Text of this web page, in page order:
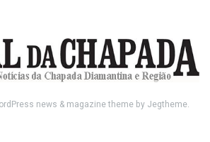
news & magazine theme by Jegtheme.